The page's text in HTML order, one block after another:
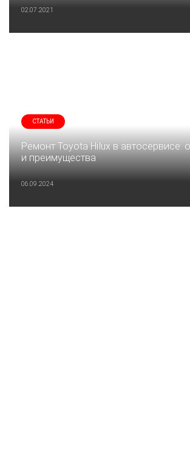
02.07.2021
СТАТЬИ
Ремонт Toyota Hilux в автосервисе:
и преимущества
06.09.2024